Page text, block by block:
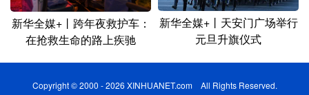
新华全媒+丨跨年夜救护车：
在抢救生命的路上疾驰
新华全媒+丨天安门广场举行
元旦升旗仪式
Copyright © 2000 - 2026 XINHUANET.com All Rights Reserved.